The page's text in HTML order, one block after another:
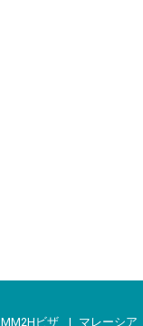
MM2Hビザ マレーシア